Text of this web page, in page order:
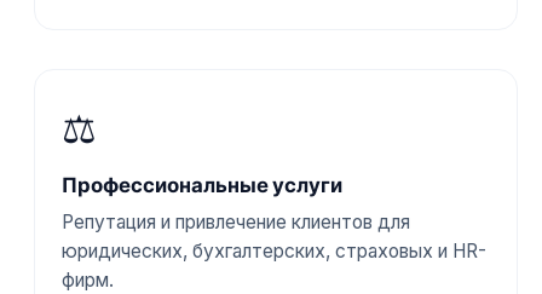
⚖️
Профессиональные услуги
Репутация и привлечение клиентов для
юридических, бухгалтерских, страховых и HR-
фирм.